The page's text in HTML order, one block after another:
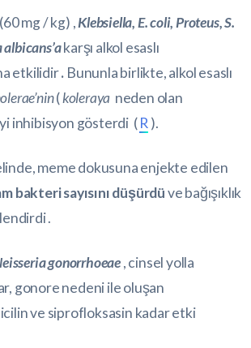
mg / kg) ,Klebsiella, E. coli, Proteus, S.
karşı alkol esaslı
etkilidir. Bununla birlikte, alkol esaslı
(koleraya neden olan
inhibisyon gösterdi (R ).
meme dokusuna enjekte edilen
bakteri sayısını düşürdüve bağışıklık
.
gonorrhoeae, cinsel yolla
gonore nedeni ile oluşan
ve siprofloksasin kadar etki